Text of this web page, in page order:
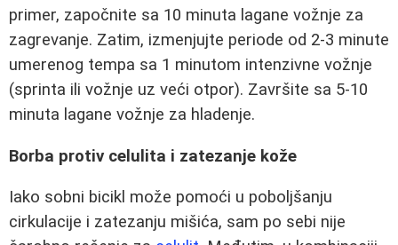
primer, započnite sa 10 minuta lagane vožnje za
zagrevanje. Zatim, izmenjujte periode od 2-3 minute
umerenog tempa sa 1 minutom intenzivne vožnje
(sprinta ili vožnje uz veći otpor). Završite sa 5-10
minuta lagane vožnje za hladenje.
Borba protiv celulita i zatezanje kože
Iako sobni bicikl može pomoći u poboljšanju
cirkulacije i zatezanju mišića, sam po sebi nije